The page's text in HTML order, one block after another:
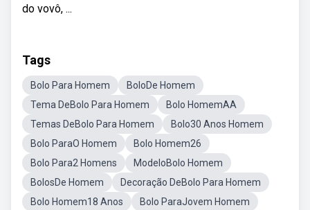
do vovô, ...
Tags
Bolo Para Homem
BoloDe Homem
Tema DeBolo Para Homem
Bolo HomemAA
Temas DeBolo Para Homem
Bolo30 Anos Homem
Bolo ParaO Homem
Bolo Homem26
Bolo Para2 Homens
ModeloBolo Homem
BolosDe Homem
Decoração DeBolo Para Homem
Bolo Homem18 Anos
Bolo ParaJovem Homem